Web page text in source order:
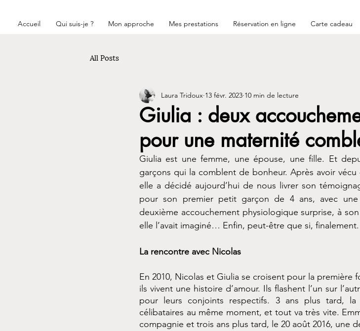
Accueil Qui suis-je ? Mon approche Mes prestations Réservation en ligne Carte cadeau
All Posts
Giulia : deux
pour une maternité
Laura Tridoux 13 févr. 2023 10 min de lecture
Giulia est une femme, une épouse, une fille. Et
garçons qui la comblent de bonheur. Après avoir
elle a décidé aujourd’hui de nous livrer son
pour son premier petit garçon de 4 ans, avec
deuxième accouchement physiologique surprise, à
elle l’avait imaginé… Enfin, peut-être que si, finalement.
La rencontre avec Nicolas
En 2010, Nicolas et Giulia se croisent pour la première
ils vivent une histoire d’amour. Ils flashent l’un sur
pour leurs conjoints respectifs. 3 ans plus tard,
célibataires au même moment, et tout va très vite.
compagnie et trois ans plus tard, le 20 août 2016, une